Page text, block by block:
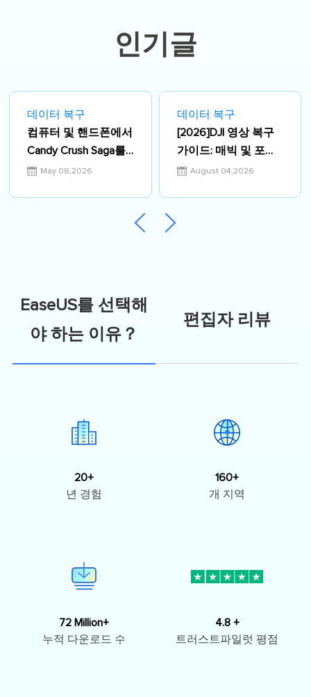
인기글
데이터 복구
컴퓨터 및 핸드폰에서
Candy Crush Saga를
무료로 다운로드하는
May 08,2026
데이터 복구
[2026]DJI 영상 복구
가이드: 매빅 및 포켓
3/4 SD카드 삭제 동영
August 04,2026
EaseUS를 선택해
야 하는 이유？
편집자 리뷰
20+
년 경험
160+
개 지역
72 Million+
누적 다운로드 수
4.8 +
트러스트파일럿 평점